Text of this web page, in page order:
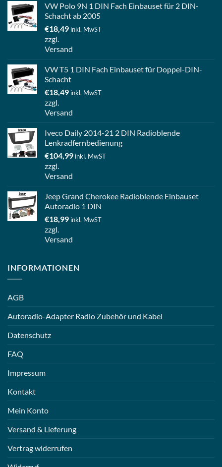
VW Polo 9N 1 DIN Fach Einbauset für 2 DIN-
Schacht ab 2005
€18,49 inkl. MwST
zzgl.
Versand
VW T5 1 DIN Fach Einbauset für Doppel-DIN-
Schacht
€18,49 inkl. MwST
zzgl.
Versand
Iveco Daily 2014-21 2 DIN Radioblende
Lenkradfernbedienung
€104,99 inkl. MwST
zzgl.
Versand
Jeep Grand Cherokee Radioblende Einbauset
Autoradio 1 DIN
€18,99 inkl. MwST
zzgl.
Versand
INFORMATIONEN
AGB
Autoradio-Adapter Radio Zubehör und Kabel
Datenschutz
FAQ
Impressum
Kontakt
Mein Konto
Versand & Lieferung
Vertrag widerrufen